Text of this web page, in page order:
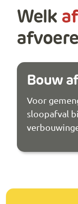
Welk
Bouw
Voor
sloopafval